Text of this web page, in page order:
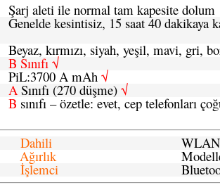
Şarj aleti ile normal tam kapesite
Genelde kesintisiz, 15 saat 40 dakikaya
Beyaz, kırmızı, siyah, yeşil, mavi, gri,
B Sınıfı √
PiL:3700 A mAh √
ASınıfı (270 düşme) √
B sınıfı – özetle: evet, cep telefonları
Dahili WLAN
Ağırlık
İşlemci